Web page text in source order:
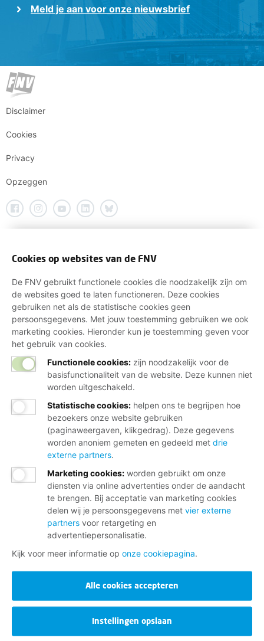
Meld je aan voor onze nieuwsbrief
Disclaimer
Cookies
Privacy
Opzeggen
Cookies op websites van de FNV
De FNV gebruikt functionele cookies die noodzakelijk zijn om
de websites goed te laten functioneren. Deze cookies
gebruiken net als de statistische cookies geen
persoonsgegevens. Met jouw toestemming gebruiken we ook
marketing cookies. Hieronder kun je toestemming geven voor
het gebruik van cookies.
Functionele cookies: zijn noodzakelijk voor de
basisfunctionaliteit van de website. Deze kunnen niet
worden uitgeschakeld.
Statistische cookies: helpen ons te begrijpen hoe
bezoekers onze website gebruiken
(paginaweergaven, klikgedrag). Deze gegevens
worden anoniem gemeten en gedeeld met drie
externe partners.
Marketing cookies: worden gebruikt om onze
diensten via online advertenties onder de aandacht
te brengen. Bij acceptatie van marketing cookies
delen wij je persoonsgegevens met vier externe
partners voor retargeting en
advertentiepersonalisatie.
Kijk voor meer informatie op onze cookiepagina.
Alle cookies accepteren
Instellingen opslaan